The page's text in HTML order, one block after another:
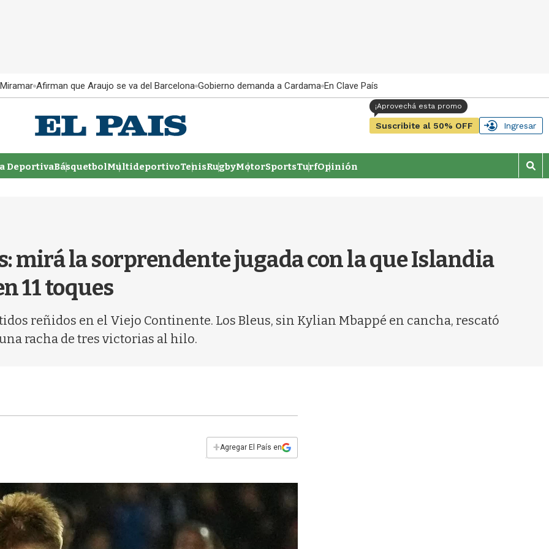
Afirman que Araujo se va del Barcelona Gobierno demanda a Cardama En Clave País
Suscribite al 50% OFF Ingresar
DeportivaBásquetbolMultideportivoTenisRugbyMotorSportsTurfOpinión
M
o
mirá la sorprendente jugada con la que Islandia
11 toques
reñidos en el Viejo Continente. Los Bleus, sin Kylian Mbappé en cancha, rescató
racha de tres victorias al hilo.
+Agregar El País en